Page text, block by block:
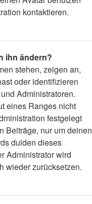
kontaktieren.
ihn ändern?
stehen, zeigen an,
oder identifizieren
Administratoren.
eines Ranges nicht
festgelegt
Beiträge, nur um deinen
dulden dieses
Administrator wird
wieder zurücksetzen.